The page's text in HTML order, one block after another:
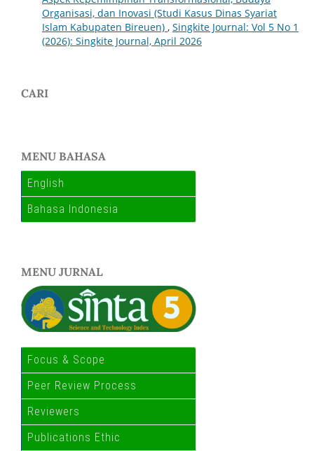
Organisasi, dan Inovasi (Studi Kasus Dinas Syariat
Islam Kabupaten Bireuen) , Singkite Journal: Vol 5 No 1
(2026): Singkite Journal, April 2026
CARI
MENU BAHASA
English
Bahasa Indonesia
MENU JURNAL
Focus & Scope
Peer Review Process
Reviewers
Publications Ethic